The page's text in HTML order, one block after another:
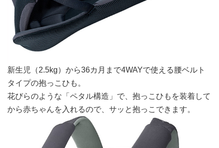
新生児（2.5kg）から36カ月まで4WAYで使える腰ベルト
タイプの抱っこひも。
花びらのような「ペタル構造」で、抱っこひもを装着して
から赤ちゃんを入れるので、サッと抱っこできます。